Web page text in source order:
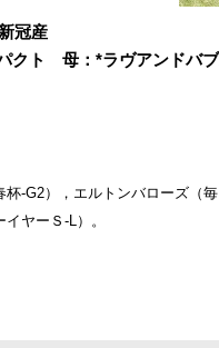
冠産
クト 母：*ラヴアンドバ
杯-G2），エルトンバローズ（
ヤーＳ-L）。